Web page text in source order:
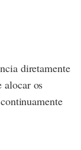
diretamente
alocar os